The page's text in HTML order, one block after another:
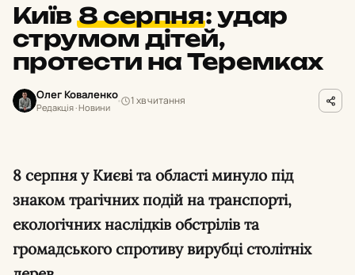
Київ8 серпня: удар
струмом дітей,
протести на Теремках
Олег Коваленко
Редакція · Новини
1 хв читання
8 серпня у Києві та області минуло під
знаком трагічних подій на транспорті,
екологічних наслідків обстрілів та
громадського спротиву вирубці столітніх